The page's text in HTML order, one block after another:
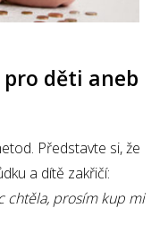
děti aneb
Představte si, že
a dítě zakřičí:
chtěla, prosím kup mi